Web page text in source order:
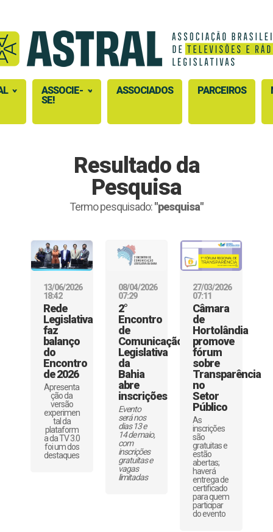
ASSOCIE-
SE!
ASSOCIADOS PARCEIROS
Resultado da
Pesquisa
Termo pesquisado:"pesquisa"
13/06/2026
18:42
Rede
Legislativa
faz
balanço
do
Encontro
de 2026
Apresenta
ção da
versão
experimen
tal da
plataform
a da TV 3.0
foi um dos
destaques
08/04/2026
07:29
2°
Encontro
de
Comunicação
Legislativa
da
Bahia
abre
inscrições
Evento
será nos
dias 13 e
14 de maio,
com
inscrições
gratuitas e
vagas
limitadas
27/03/2026
07:11
Câmara
de
Hortolândia
promove
fórum
sobre
Transparência
no
Setor
Público
As
inscrições
são
gratuitas e
estão
abertas;
haverá
entrega de
certificado
para quem
participar
do evento